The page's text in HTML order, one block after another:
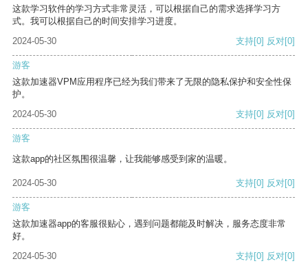
这款学习软件的学习方式非常灵活，可以根据自己的需求选择学习方
式。我可以根据自己的时间安排学习进度。
2024-05-30
支持[0] 反对[0]
游客
这款加速器VPM应用程序已经为我们带来了无限的隐私保护和安全性保
护。
2024-05-30
支持[0] 反对[0]
游客
这款app的社区氛围很温馨，让我能够感受到家的温暖。
2024-05-30 支持[0] 反对[0]
游客
这款加速器app的客服很贴心，遇到问题都能及时解决，服务态度非常
好。
2024-05-30
支持[0] 反对[0]